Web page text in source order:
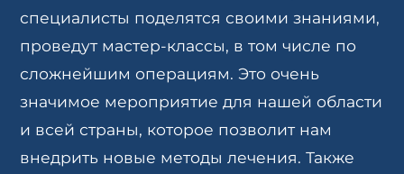
специалисты поделятся своими знаниями,
проведут мастер-классы, в том числе по
сложнейшим операциям. Это очень
значимое мероприятие для нашей области
и всей страны, которое позволит нам
внедрить новые методы лечения. Также